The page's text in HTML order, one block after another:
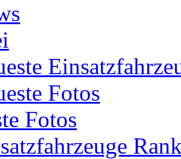
Fotos
Fotos